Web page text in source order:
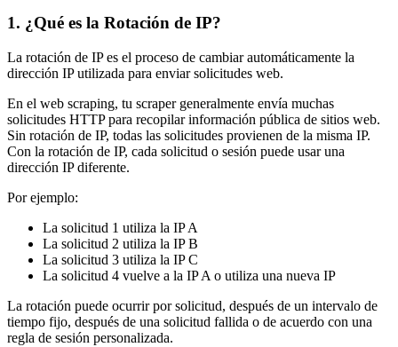
1. ¿Qué es la Rotación de IP?
La rotación de IP es el proceso de cambiar automáticamente la
dirección IP utilizada para enviar solicitudes web.
En el web scraping, tu scraper generalmente envía muchas
solicitudes HTTP para recopilar información pública de sitios web.
Sin rotación de IP, todas las solicitudes provienen de la misma IP.
Con la rotación de IP, cada solicitud o sesión puede usar una
dirección IP diferente.
Por ejemplo:
La solicitud 1 utiliza la IP A
La solicitud 2 utiliza la IP B
La solicitud 3 utiliza la IP C
La solicitud 4 vuelve a la IP A o utiliza una nueva IP
La rotación puede ocurrir por solicitud, después de un intervalo de
tiempo fijo, después de una solicitud fallida o de acuerdo con una
regla de sesión personalizada.